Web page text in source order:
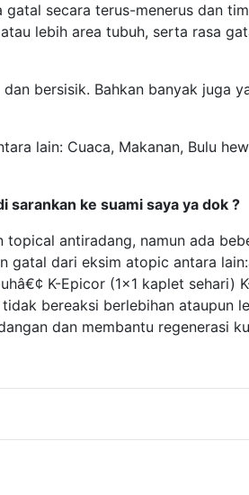
secara terus-menerus dan
lebih area tubuh, serta rasa
bersisik. Bahkan banyak juga
lain: Cuaca, Makanan, Bulu
sarankan ke suami saya ya dok ?
topical antiradang, namun ada
gatal dari eksim atopic antara
K-Epicor (1×1 kaplet sehari)
bereaksi berlebihan ataupun
dan membantu regenerasi